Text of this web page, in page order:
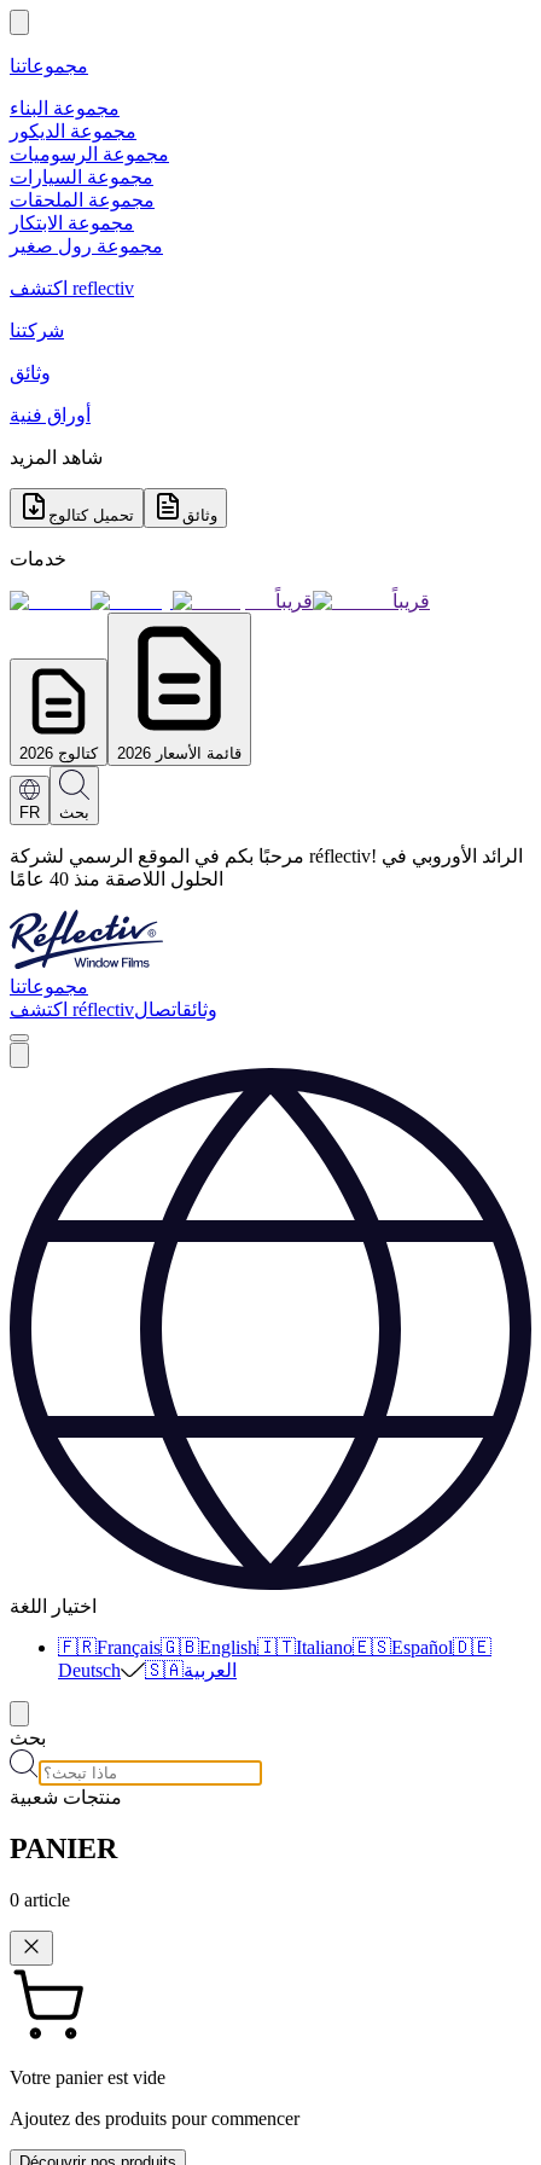
مجموعاتنا
مجموعة البناء
مجموعة الديكور
مجموعة الرسوميات
مجموعة السيارات
مجموعة الملحقات
مجموعة الابتكار
مجموعة رول صغير
اكتشف reflectiv
شركتنا
وثائق
أوراق فنية
شاهد المزيد
تحميل كتالوج وثائق
خدمات
قريباً قريباً
كتالوج 2026 قائمة الأسعار 2026
FR بحث
مرحبًا بكم في الموقع الرسمي لشركة réflectiv! الرائد الأوروبي في
الحلول اللاصقة منذ 40 عامًا
مجموعاتنا
اكتشف réflectiv
وثائقاتصال
اختيار اللغة
🇫🇷Français🇬🇧English🇮🇹Italiano🇪🇸Español🇩🇪
Deutsch
🇸🇦العربية
بحث
منتجات شعبية
PANIER
0 article
Votre panier est vide
Ajoutez des produits pour commencer